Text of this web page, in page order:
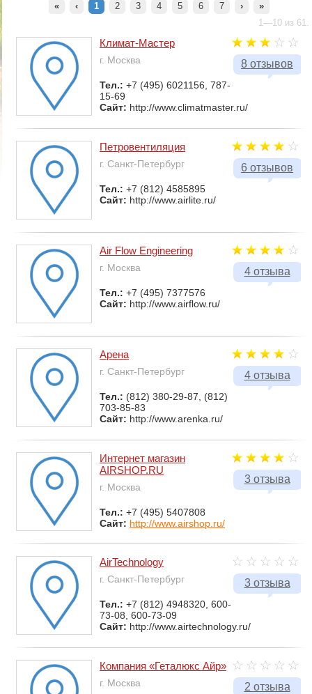
« ‹ 1 2 3 4 5 6 7 ›
»
1—10 из 61.
8 отзывов
Климат-Мастер
г. Москва
Тел.: +7 (495) 6021156, 787-
15-69
Сайт: http://www.climatmaster.ru/
6 отзывов
Петровентиляция
г. Санкт-Петербург
Тел.: +7 (812) 4585895
Сайт: http://www.airlite.ru/
4 отзыва
Air Flow Engineering
г. Москва
Тел.: +7 (495) 7377576
Сайт: http://www.airflow.ru/
4 отзыва
Арена
г. Санкт-Петербург
Тел.: (812) 380-29-87, (812)
703-85-83
Сайт: http://www.arenka.ru/
3 отзыва
Интернет магазин
AIRSHOP.RU
г. Москва
Тел.: +7 (495) 5407808
Сайт: http://www.airshop.ru/
3 отзыва
AirTechnology
г. Санкт-Петербург
Тел.: +7 (812) 4948320, 600-
73-08, 600-73-09
Сайт: http://www.airtechnology.ru/
2 отзыва
Компания «Геталюкс Айр»
г. Москва